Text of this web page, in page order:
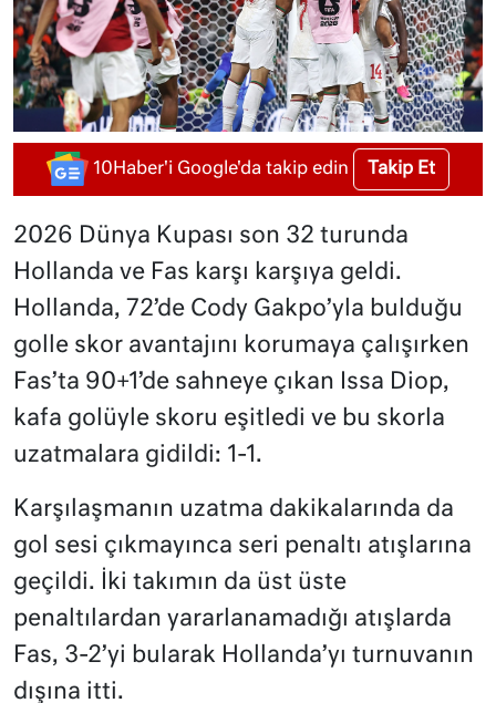
10Haber'i Google'da takip edin Takip Et
2026 Dünya Kupası son 32 turunda
Hollanda ve Fas karşı karşıya geldi.
Hollanda, 72’de Cody Gakpo’yla bulduğu
golle skor avantajını korumaya çalışırken
Fas’ta 90+1’de sahneye çıkan Issa Diop,
kafa golüyle skoru eşitledi ve bu skorla
uzatmalara gidildi: 1-1.
Karşılaşmanın uzatma dakikalarında da
gol sesi çıkmayınca seri penaltı atışlarına
geçildi. İki takımın da üst üste
penaltılardan yararlanamadığı atışlarda
Fas, 3-2’yi bularak Hollanda’yı turnuvanın
dışına itti.